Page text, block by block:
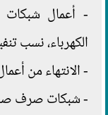
- أعمال شبكات
الكهرباء، نسب تنفيذ
- الانتهاء من
- شبكات صرف صحي